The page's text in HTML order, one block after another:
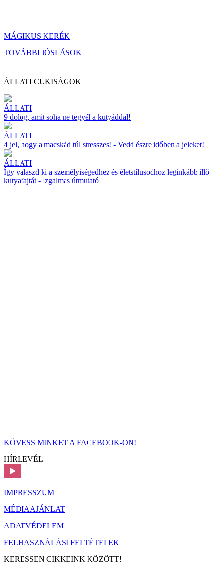
MÁGIKUS KERÉK
TOVÁBBI JÓSLÁSOK
ÁLLATI CUKISÁGOK
ÁLLATI
9 dolog, amit soha ne tegyél a kutyáddal!
ÁLLATI
4 jel, hogy a macskád túl stresszes! - Vedd észre időben a jeleket!
ÁLLATI
Így válaszd ki a személyiségedhez és életstílusodhoz leginkább illő
kutyafajtát - Izgalmas útmutató
KÖVESS MINKET A FACEBOOK-ON!
HÍRLEVÉL
IMPRESSZUM
MÉDIAAJÁNLAT
ADATVÉDELEM
FELHASZNÁLÁSI FELTÉTELEK
KERESSEN CIKKEINK KÖZÖTT!